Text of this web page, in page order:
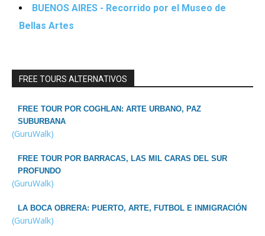
BUENOS AIRES - Recorrido por el Museo de
Bellas Artes
FREE TOURS ALTERNATIVOS
FREE TOUR POR COGHLAN: ARTE URBANO, PAZ
SUBURBANA
(GuruWalk)
FREE TOUR POR BARRACAS, LAS MIL CARAS DEL SUR
PROFUNDO
(GuruWalk)
LA BOCA OBRERA: PUERTO, ARTE, FUTBOL E INMIGRACIÓN
(GuruWalk)